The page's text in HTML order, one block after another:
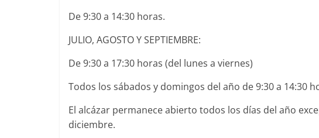
De 9:30 a 14:30 horas.
JULIO, AGOSTO Y SEPTIEMBRE:
De 9:30 a 17:30 horas (del lunes a viernes)
Todos los sábados y domingos del año de 9:30 a 14:30
El alcázar permanece abierto todos los días del año
diciembre.